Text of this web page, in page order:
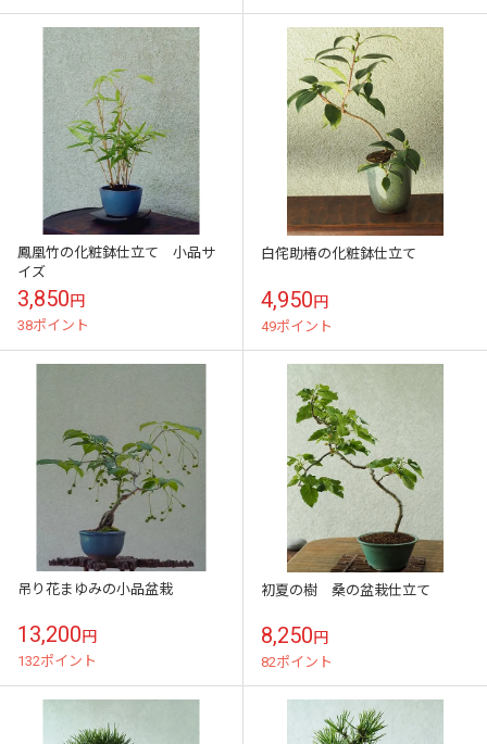
鳳凰竹の化粧鉢仕立て 小品サ
イズ
3,850円
38ポイント
白侘助椿の化粧鉢仕立て
4,950円
49ポイント
吊り花まゆみの小品盆栽
13,200円
132ポイント
初夏の樹 桑の盆栽仕立て
8,250円
82ポイント